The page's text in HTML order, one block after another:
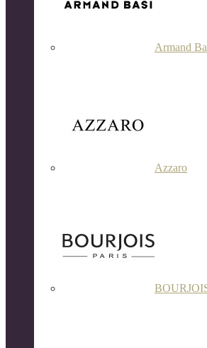
Armand
Azzaro